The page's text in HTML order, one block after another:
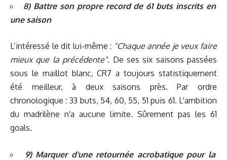
8) Battre son propre record de 61 buts inscrits en
une saison
L’intéressé le dit lui-même : "Chaque année je veux faire
mieux que la précédente". De ses six saisons passées
sous le maillot blanc, CR7 a toujours statistiquement
été meilleur, à deux saisons près. Par ordre
chronologique : 33 buts, 54, 60, 55, 51 puis 61. L'ambition
du madrilène n'a aucune limite. Sûrement pas les 61
goals.
9) Marquer d'une retournée acrobatique pour la